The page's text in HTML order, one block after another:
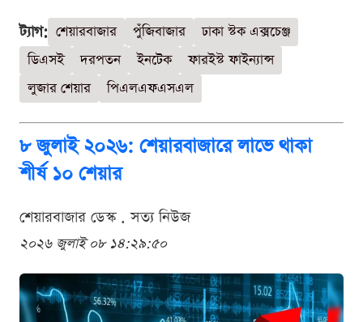
ট্যাগ: শেয়ারবাজার পুঁজিবাজার
ঢাকা স্টক এক্সচেঞ্জ
ডিএসই
দরপতন ইনটেক
ফারইস্ট ফাইন্যান্স
লুজার শেয়ার
পিএলএফএসএল
৮ জুলাই ২০২৬: শেয়ারবাজারে লাভে থাকা
শীর্ষ ১০ শেয়ার
শেয়ারবাজার ডেস্ক . সত্য নিউজ
২০২৬ জুলাই ০৮ ১৪:২৯:৫০